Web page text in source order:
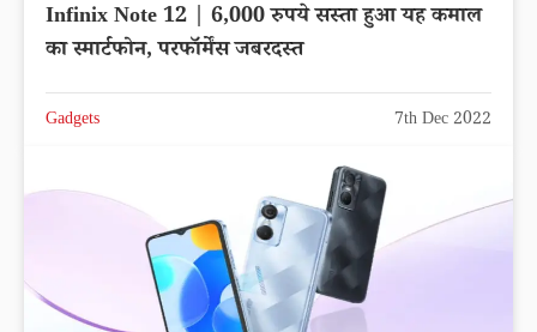
Infinix Note 12 | 6,000 रुपये सस्ता हुआ यह कमाल
का स्मार्टफोन, परफॉर्मेंस जबरदस्त
Gadgets 7th Dec 2022